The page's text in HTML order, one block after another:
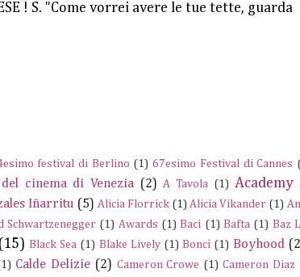
! S. "Come vorrei avere le tue tette, guarda
festival di Berlino (1) 67esimo Festival di Cannes
cinema di Venezia (2) A Tavola (1) Academy
Iñarritu (5) Alicia Florrick (1) Alicia Vikander (1)
Schwartzenegger (1) Awards (1) Baci (1) Bafta (1) Baz
(15) Black Sea (1) Blake Lively (1) Bonci (1) Boyhood
Calde Delizie (2) Cameron Crowe (1) Cameron Diaz